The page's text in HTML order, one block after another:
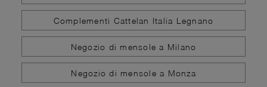
Complementi Cattelan Italia Legnano
Negozio di mensole a Milano
Negozio di mensole a Monza